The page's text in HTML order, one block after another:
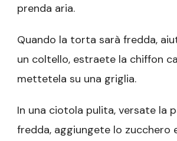
prenda aria.
Quando la torta sarà fredda,
un coltello, estraete la chiffon
mettetela su una griglia.
In una ciotola pulita, versate la
fredda, aggiungete lo zucchero